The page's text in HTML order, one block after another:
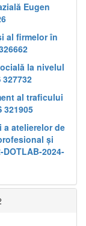
Eugen
al firmelor în
la nivelul
al traficului
a atelierelor de
și
2024-